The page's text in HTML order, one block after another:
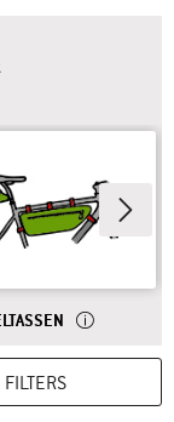
VOOR KORTE
EEN
FILTERS